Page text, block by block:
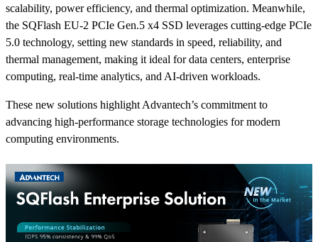
scalability, power efficiency, and thermal optimization. Meanwhile,
the SQFlash EU-2 PCIe Gen.5 x4 SSD leverages cutting-edge PCIe
5.0 technology, setting new standards in speed, reliability, and
thermal management, making it ideal for data centers, enterprise
computing, real-time analytics, and AI-driven workloads.
These new solutions highlight Advantech’s commitment to
advancing high-performance storage technologies for modern
computing environments.